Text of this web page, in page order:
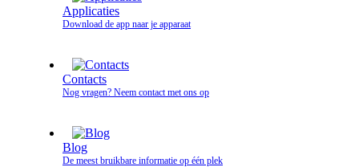
Applicaties
Download de app naar je apparaat
Contacts
Nog vragen? Neem contact met ons op
Blog
De meest bruikbare informatie op één plek